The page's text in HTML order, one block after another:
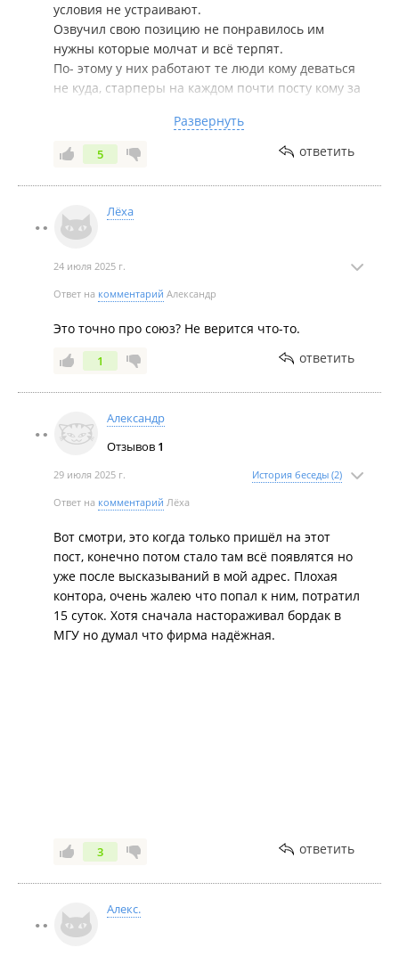
условия не устраивают.
Озвучил свою позицию не понравилось им
нужны которые молчат и всё терпят.
По- этому у них работают те люди кому деваться
не куда, старперы на каждом почти посту кому за
испытал и видил лично, кто захочет
устраиваться в данные чопы пусть читаю и
думаю сами...
Развернуть
5 ответить
Лёха
24 июля 2025 г.
Ответ на комментарий Александр
Это точно про союз? Не верится что-то.
1 ответить
Александр
Отзывов 1
29 июля 2025 г. История беседы (2)
Ответ на комментарий Лёха
Вот смотри, это когда только пришёл на этот
пост, конечно потом стало там всё появлятся но
уже после высказываний в мой адрес. Плохая
контора, очень жалею что попал к ним, потратил
15 суток. Хотя сначала настораживал бордак в
МГУ но думал что фирма надёжная.
3 ответить
Алекс.